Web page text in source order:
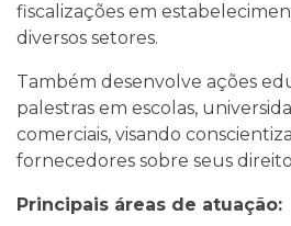
fiscalizações em
diversos setores.
Também desenvolve ações
palestras em escolas,
comerciais, visando
fornecedores sobre seus
Principais áreas de atuação: